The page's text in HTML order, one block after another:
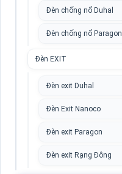
Đèn chống nổ Duhal
Đèn chống nổ Paragon
Đèn EXIT
Đèn exit Duhal
Đèn Exit Nanoco
Đèn exit Paragon
Đèn exit Rạng Đông